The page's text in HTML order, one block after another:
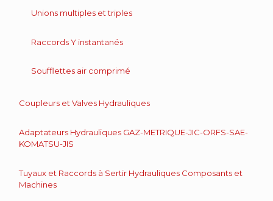
Unions multiples et triples
Raccords Y instantanés
Soufflettes air comprimé
Coupleurs et Valves Hydrauliques
Adaptateurs Hydrauliques GAZ-METRIQUE-JIC-ORFS-SAE-
KOMATSU-JIS
Tuyaux et Raccords à Sertir Hydrauliques Composants et
Machines